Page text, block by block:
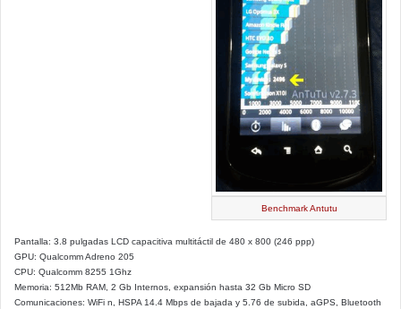
Benchmark Antutu
Pantalla: 3.8 pulgadas LCD capacitiva multitáctil de 480 x 800 (246 ppp)
GPU: Qualcomm Adreno 205
CPU: Qualcomm 8255 1Ghz
Memoria: 512Mb RAM, 2 Gb Internos, expansión hasta 32 Gb Micro SD
Comunicaciones: WiFi n, HSPA 14.4 Mbps de bajada y 5.76 de subida, aGPS, Bluetooth